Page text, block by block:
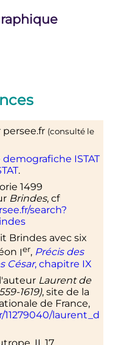
persee.fr (consulté le
ISTAT
.
1499
Brindes, cf
search?
Brindes avec six
Ier, Précis des
César, chapitre IX
Laurent de
1619), site de la
de France,
laurent_d